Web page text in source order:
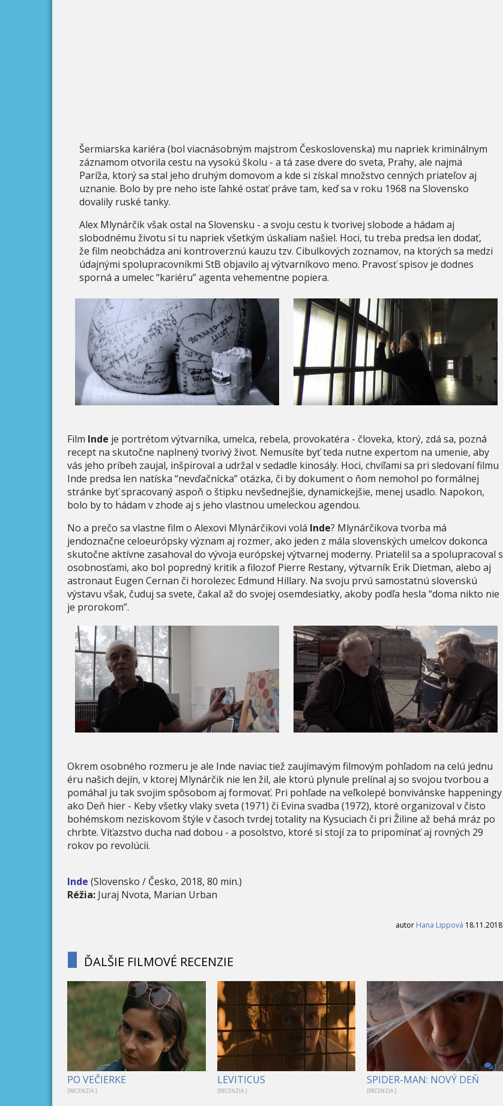
Šermiarska kariéra (bol viacnásobným majstrom Československa) mu napriek kriminálnym
záznamom otvorila cestu na vysokú školu - a tá zase dvere do sveta, Prahy, ale najmä
Paríža, ktorý sa stal jeho druhým domovom a kde si získal množstvo cenných priateľov aj
uznanie. Bolo by pre neho iste ľahké ostať práve tam, keď sa v roku 1968 na Slovensko
dovalily ruské tanky.
Alex Mlynárčik však ostal na Slovensku - a svoju cestu k tvorivej slobode a hádam aj
slobodnému životu si tu napriek všetkým úskaliam našiel. Hoci, tu treba predsa len dodať,
že film neobchádza ani kontroverznú kauzu tzv. Cibulkových zoznamov, na ktorých sa medzi
údajnými spolupracovníkmi StB objavilo aj výtvarníkovo meno. Pravosť spisov je dodnes
sporná a umelec “kariéru” agenta vehementne popiera.
Film Inde je portrétom výtvarníka, umelca, rebela, provokatéra - človeka, ktorý, zdá sa, pozná
recept na skutočne naplnený tvorivý život. Nemusíte byť teda nutne expertom na umenie, aby
vás jeho príbeh zaujal, inšpiroval a udržal v sedadle kinosály. Hoci, chvíľami sa pri sledovaní filmu
Inde predsa len natíska “nevďačnícka” otázka, či by dokument o ňom nemohol po formálnej
stránke byť spracovaný aspoň o štipku nevšednejšie, dynamickejšie, menej usadlo. Napokon,
bolo by to hádam v zhode aj s jeho vlastnou umeleckou agendou.
No a prečo sa vlastne film o Alexovi Mlynárčikovi volá Inde? Mlynárčikova tvorba má
jendoznačne celoeurópsky význam aj rozmer, ako jeden z mála slovenských umelcov dokonca
skutočne aktívne zasahoval do vývoja európskej výtvarnej moderny. Priatelil sa a spolupracoval s
osobnosťami, ako bol popredný kritik a filozof Pierre Restany, výtvarník Erik Dietman, alebo aj
astronaut Eugen Cernan či horolezec Edmund Hillary. Na svoju prvú samostatnú slovenskú
výstavu však, čuduj sa svete, čakal až do svojej osemdesiatky, akoby podľa hesla “doma nikto nie
je prorokom”.
Okrem osobného rozmeru je ale Inde naviac tiež zaujímavým filmovým pohľadom na celú jednu
éru našich dejín, v ktorej Mlynárčik nie len žil, ale ktorú plynule prelínal aj so svojou tvorbou a
pomáhal ju tak svojim spôsobom aj formovať. Pri pohľade na veľkolepé bonvivánske happeningy
ako Deň hier - Keby všetky vlaky sveta (1971) či Evina svadba (1972), ktoré organizoval v čisto
bohémskom neziskovom štýle v časoch tvrdej totality na Kysuciach či pri Žiline až behá mráz po
chrbte. Víťazstvo ducha nad dobou - a posolstvo, ktoré si stojí za to pripomínať aj rovných 29
rokov po revolúcii.
Inde (Slovensko / Česko, 2018, 80 min.)
Réžia: Juraj Nvota, Marian Urban
autor Hana Lippová 18.11.2018
ĎALŠIE FILMOVÉ RECENZIE
PO VEČIERKE
[RECENZIA ]
LEVITICUS
[RECENZIA ]
1
SPIDER-MAN: NOVÝ DEŇ
[RECENZIA ]